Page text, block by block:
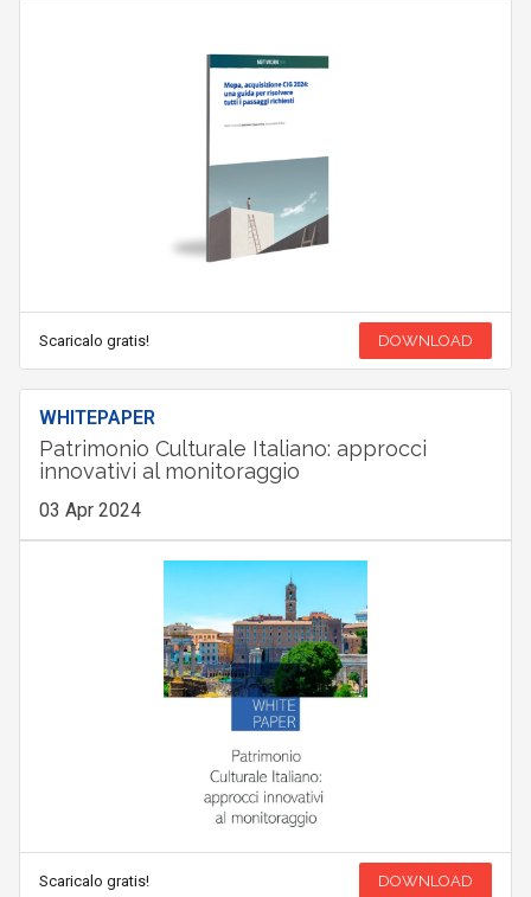
Scaricalo gratis! DOWNLOAD
WHITEPAPER
Patrimonio Culturale Italiano: approcci
innovativi al monitoraggio
03 Apr 2024
Scaricalo gratis! DOWNLOAD